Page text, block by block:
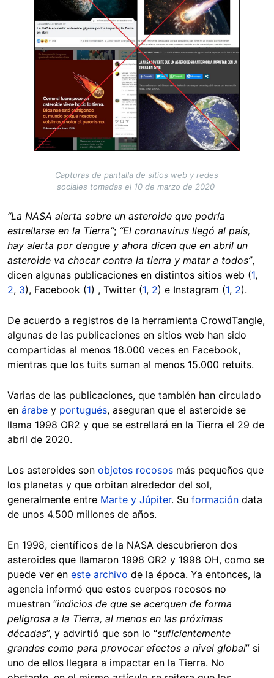
Capturas de pantalla de sitios web y redes
sociales tomadas el 10 de marzo de 2020
“La NASA alerta sobre un asteroide que podría
estrellarse en la Tierra”; “El coronavirus llegó al país,
hay alerta por dengue y ahora dicen que en abril un
asteroide va chocar contra la tierra y matar a todos”,
dicen algunas publicaciones en distintos sitios web (1,
2, 3), Facebook (1) , Twitter (1, 2) e Instagram (1, 2).
De acuerdo a registros de la herramienta CrowdTangle,
algunas de las publicaciones en sitios web han sido
compartidas al menos 18.000 veces en Facebook,
mientras que los tuits suman al menos 15.000 retuits.
Varias de las publicaciones, que también han circulado
en árabe y portugués, aseguran que el asteroide se
llama 1998 OR2 y que se estrellará en la Tierra el 29 de
abril de 2020.
Los asteroides son objetos rocosos más pequeños que
los planetas y que orbitan alrededor del sol,
generalmente entre Marte y Júpiter. Su formación data
de unos 4.500 millones de años.
En 1998, científicos de la NASA descubrieron dos
asteroides que llamaron 1998 OR2 y 1998 OH, como se
puede ver en este archivo de la época. Ya entonces, la
agencia informó que estos cuerpos rocosos no
muestran “indicios de que se acerquen de forma
peligrosa a la Tierra, al menos en las próximas
décadas”, y advirtió que son lo “suficientemente
grandes como para provocar efectos a nivel global” si
uno de ellos llegara a impactar en la Tierra. No